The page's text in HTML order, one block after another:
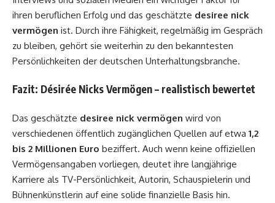
ihren beruflichen Erfolg und das geschätzte desiree nick
vermögen ist. Durch ihre Fähigkeit, regelmäßig im Gespräch
zu bleiben, gehört sie weiterhin zu den bekanntesten
Persönlichkeiten der deutschen Unterhaltungsbranche.
Fazit: Désirée Nicks Vermögen – realistisch bewertet
Das geschätzte desiree nick vermögen wird von
verschiedenen öffentlich zugänglichen Quellen auf etwa 1,2
bis 2 Millionen Euro beziffert. Auch wenn keine offiziellen
Vermögensangaben vorliegen, deutet ihre langjährige
Karriere als TV-Persönlichkeit, Autorin, Schauspielerin und
Bühnenkünstlerin auf eine solide finanzielle Basis hin.